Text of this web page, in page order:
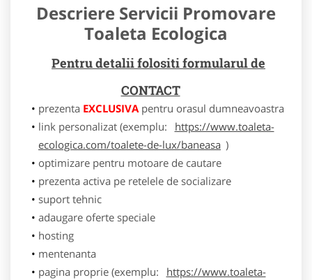
Descriere Servicii Promovare
Toaleta Ecologica
Pentru detalii folositi formularul de
CONTACT
prezenta EXCLUSIVApentru orasul dumneavoastra
link personalizat (exemplu:
https://www.toaleta-
ecologica.com/toalete-de-lux/baneasa )
optimizare pentru motoare de cautare
prezenta activa pe retelele de socializare
suport tehnic
adaugare oferte speciale
hosting
mentenanta
pagina proprie (exemplu:
https://www.toaleta-